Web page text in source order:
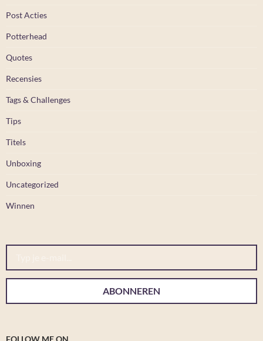
Post Acties
Potterhead
Quotes
Recensies
Tags & Challenges
Tips
Titels
Unboxing
Uncategorized
Winnen
Typ je e-mail...
ABONNEREN